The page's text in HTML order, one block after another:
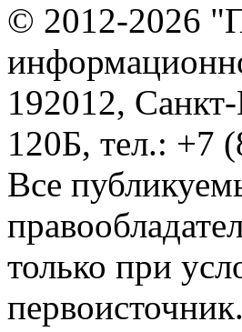
© 2012-2026
192012,
120Б, тел.: +7
Все
только при
первоисточник.